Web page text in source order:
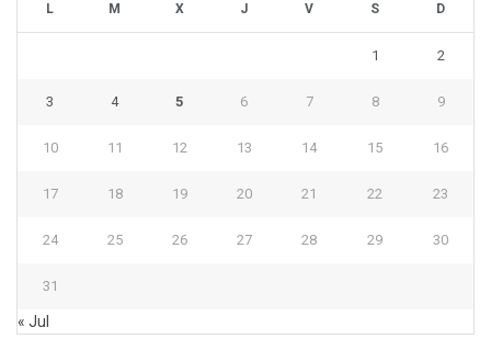
L M X J V S D
1 2
3 4 5 6 7 8 9
10 11 12 13 14 15 16
17 18 19 20 21 22 23
24 25 26 27 28 29 30
31
« Jul